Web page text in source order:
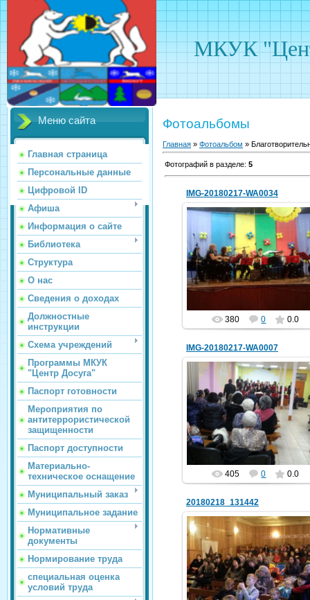
МКУК
Меню сайта
Главная страница
Персональные данные
Цифровой ID
Афиша
Информация о сайте
Библиотека
Структура
О нас
Сведения о доходах
Должностные
инструкции
Схема учреждений
Программы МКУК
"Центр Досуга"
Паспорт готовности
Мероприятия по
антитеррористической
защищенности
Паспорт доступности
Материально-
техническое оснащение
Муниципальный заказ
Муниципальное задание
Нормативные
документы
Нормирование труда
специальная оценка
условий труда
Фотоальбомы
Главная » Фотоальбом »
Фотографий в разделе: 5
IMG-20180217-WA0034
20.02.2018
hololenkomariya
380 0 0.0
IMG-20180217-WA0007
20.02.2018
hololenkomariya
405 0 0.0
20180218_131442
20.02.2018
hololenkomariya